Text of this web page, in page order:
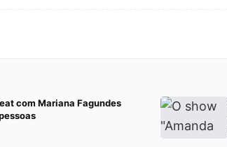
com Mariana Fagundes